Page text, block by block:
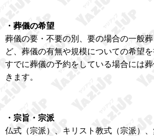
・葬儀の希望
葬儀の要・不要の別、要の場合の一般
ど、葬儀の有無や規模についての希望を
すでに葬儀の予約をしている場合には
きます。
・宗旨・宗派
仏式（宗派）、キリスト教式（宗派）